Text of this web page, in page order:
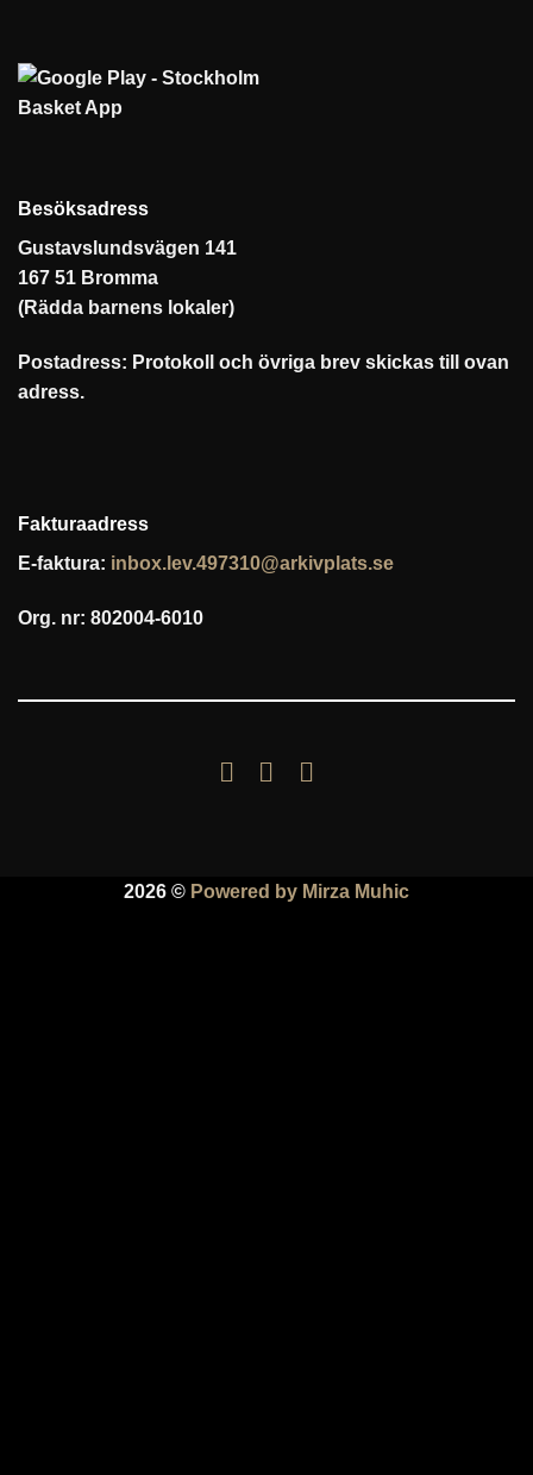
Besöksadress
Gustavslundsvägen 141
167 51 Bromma
(Rädda barnens lokaler)
Postadress: Protokoll och övriga brev skickas till ovan
adress.
Fakturaadress
E-faktura: inbox.lev.497310@arkivplats.se
Org. nr: 802004-6010
2026 © Powered by Mirza Muhic